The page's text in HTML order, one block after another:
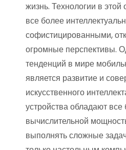
жизнь. Технологии в этой
все более
софистицированными,
огромные перспективы.
тенденций в мире
является развитие и
искусственного
устройства обладают
вычислительной
выполнять сложные